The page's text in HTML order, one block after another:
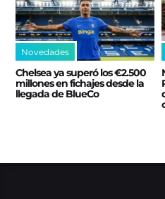
Novedades
Chelsea ya superó los €2.500
millones en fichajes desde la
llegada de BlueCo